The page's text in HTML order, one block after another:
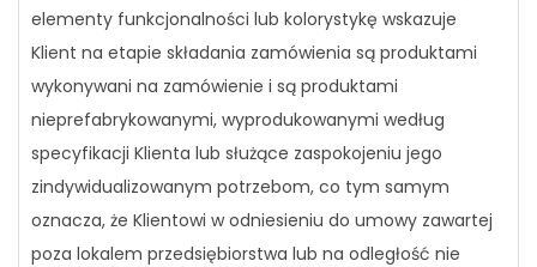
elementy funkcjonalności lub kolorystykę wskazuje
Klient na etapie składania zamówienia są produktami
wykonywani na zamówienie i są produktami
nieprefabrykowanymi, wyprodukowanymi według
specyfikacji Klienta lub służące zaspokojeniu jego
zindywidualizowanym potrzebom, co tym samym
oznacza, że Klientowi w odniesieniu do umowy zawartej
poza lokalem przedsiębiorstwa lub na odległość nie